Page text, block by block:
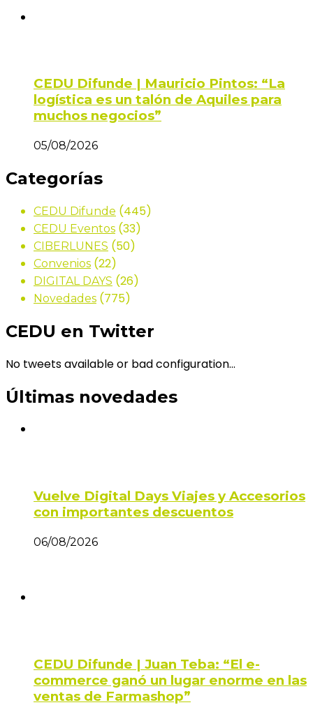
CEDU Difunde | Mauricio Pintos: “La
logística es un talón de Aquiles para
muchos negocios”
05/08/2026
Categorías
CEDU Difunde (445)
CEDU Eventos (33)
CIBERLUNES (50)
Convenios (22)
DIGITAL DAYS (26)
Novedades (775)
CEDU en Twitter
No tweets available or bad configuration...
Últimas novedades
Vuelve Digital Days Viajes y Accesorios
con importantes descuentos
06/08/2026
CEDU Difunde | Juan Teba: “El e-
commerce ganó un lugar enorme en las
ventas de Farmashop”